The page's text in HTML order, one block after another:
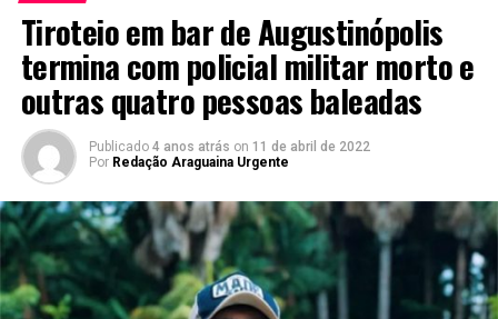
Tiroteio em bar de Augustinópolis
termina com policial militar morto e
outras quatro pessoas baleadas
Publicado 4 anos atrás on 11 de abril de 2022
Por Redação Araguaina Urgente